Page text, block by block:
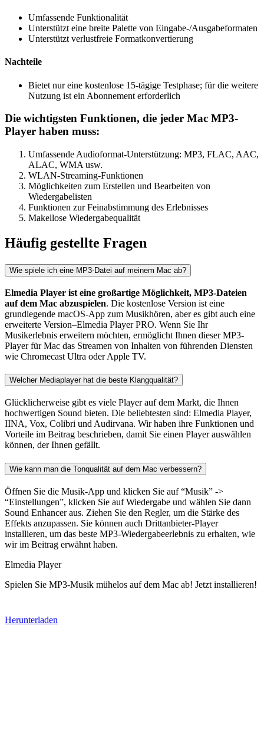
Umfassende Funktionalität
Unterstützt eine breite Palette von Eingabe-/Ausgabeformaten
Unterstützt verlustfreie Formatkonvertierung
Nachteile
Bietet nur eine kostenlose 15-tägige Testphase; für die weitere
Nutzung ist ein Abonnement erforderlich
Die wichtigsten Funktionen, die jeder Mac MP3-
Player haben muss:
Umfassende Audioformat-Unterstützung: MP3, FLAC, AAC,
ALAC, WMA usw.
WLAN-Streaming-Funktionen
Möglichkeiten zum Erstellen und Bearbeiten von
Wiedergabelisten
Funktionen zur Feinabstimmung des Erlebnisses
Makellose Wiedergabequalität
Häufig gestellte Fragen
Wie spiele ich eine MP3-Datei auf meinem Mac ab?
Elmedia Player ist eine großartige Möglichkeit, MP3-Dateien
auf dem Mac abzuspielen. Die kostenlose Version ist eine
grundlegende macOS-App zum Musikhören, aber es gibt auch eine
erweiterte Version–Elmedia Player PRO. Wenn Sie Ihr
Musikerlebnis erweitern möchten, ermöglicht Ihnen dieser MP3-
Player für Mac das Streamen von Inhalten von führenden Diensten
wie Chromecast Ultra oder Apple TV.
Welcher Mediaplayer hat die beste Klangqualität?
Glücklicherweise gibt es viele Player auf dem Markt, die Ihnen
hochwertigen Sound bieten. Die beliebtesten sind: Elmedia Player,
IINA, Vox, Colibri und Audirvana. Wir haben ihre Funktionen und
Vorteile im Beitrag beschrieben, damit Sie einen Player auswählen
können, der Ihnen gefällt.
Wie kann man die Tonqualität auf dem Mac verbessern?
Öffnen Sie die Musik-App und klicken Sie auf “Musik” ->
“Einstellungen”, klicken Sie auf Wiedergabe und wählen Sie dann
Sound Enhancer aus. Ziehen Sie den Regler, um die Stärke des
Effekts anzupassen. Sie können auch Drittanbieter-Player
installieren, um das beste MP3-Wiedergabeerlebnis zu erhalten, wie
wir im Beitrag erwähnt haben.
Elmedia Player
Spielen Sie MP3-Musik mühelos auf dem Mac ab! Jetzt installieren!
Herunterladen